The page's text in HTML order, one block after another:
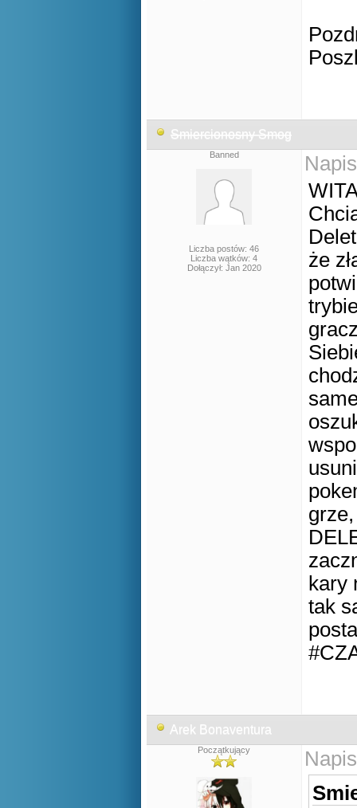
Smiercionosny Smog
Banned
Liczba postów: 46
Liczba wątków: 4
Dołączył: Jan 2020
że
kary
tak
Arek Bonaventura
Początkujący